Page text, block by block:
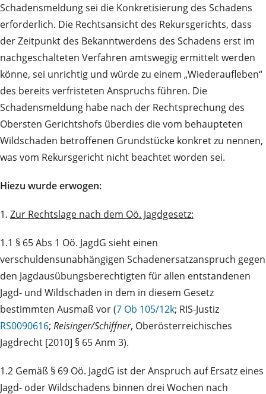
Schadensmeldung sei die Konkretisierung des Schadens
erforderlich. Die Rechtsansicht des Rekursgerichts, dass
der Zeitpunkt des Bekanntwerdens des Schadens erst im
nachgeschalteten Verfahren amtswegig ermittelt werden
könne, sei unrichtig und würde zu einem „Wiederaufleben“
des bereits verfristeten Anspruchs führen. Die
Schadensmeldung habe nach der Rechtsprechung des
Obersten Gerichtshofs überdies die vom behaupteten
Wildschaden betroffenen Grundstücke konkret zu nennen,
was vom Rekursgericht nicht beachtet worden sei.
Hiezu wurde erwogen:
1. Zur Rechtslage nach dem Oö. Jagdgesetz:
1.1 § 65 Abs 1 Oö. JagdG sieht einen
verschuldensunabhängigen Schadenersatzanspruch gegen
den Jagdausübungsberechtigten für allen entstandenen
Jagd- und Wildschaden in dem in diesem Gesetz
bestimmten Ausmaß vor (7 Ob 105/12k; RIS-Justiz
RS0090616; Reisinger/Schiffner, Oberösterreichisches
Jagdrecht [2010] § 65 Anm 3).
1.2 Gemäß § 69 Oö. JagdG ist der Anspruch auf Ersatz eines
Jagd- oder Wildschadens binnen drei Wochen nach